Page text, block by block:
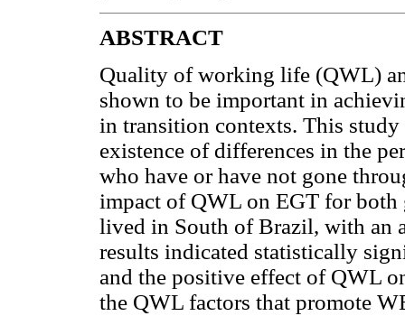
ABSTRACT
Quality of working life (QWL)
shown to be important in
in transition contexts. This
existence of differences in the
who have or have not gone
impact of QWL on EGT for
lived in South of Brazil, with an
results indicated statistically
and the positive effect of QWL
the QWL factors that promote